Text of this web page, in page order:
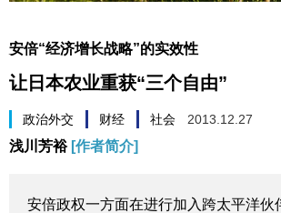
科技
安倍“经济增长战略”的实效性
让日本农业重获“三个自由”
政治外交 财经 社会 2013.12.27
浅川芳裕 [作者简介]
安倍政权一方面在进行加入跨太平洋伙